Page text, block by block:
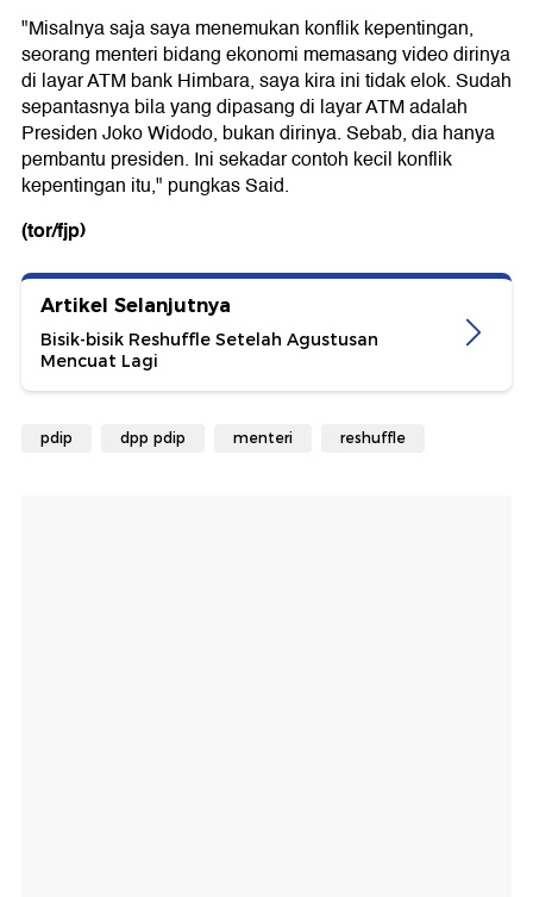
"Misalnya saja saya menemukan konflik kepentingan,
seorang menteri bidang ekonomi memasang video dirinya
di layar ATM bank Himbara, saya kira ini tidak elok. Sudah
sepantasnya bila yang dipasang di layar ATM adalah
Presiden Joko Widodo, bukan dirinya. Sebab, dia hanya
pembantu presiden. Ini sekadar contoh kecil konflik
kepentingan itu," pungkas Said.
(tor/fjp)
Artikel Selanjutnya
Bisik-bisik Reshuffle Setelah Agustusan
Mencuat Lagi
pdip dpp pdip menteri reshuffle